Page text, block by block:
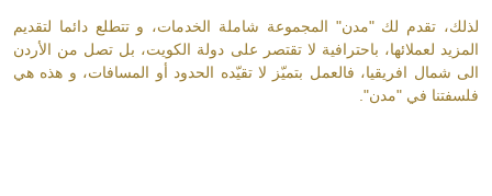
لذلك، تقدم لك "مدن" المجموعة شاملة الخدمات، و تتطلع دائما لتقديم
المزيد لعملائها، باحترافية لا تقتصر على دولة الكويت، بل تصل من الأردن
الى شمال افريقيا، فالعمل بتميّز لا تقيّده الحدود أو المسافات، و هذه هي
فلسفتنا في "مدن".